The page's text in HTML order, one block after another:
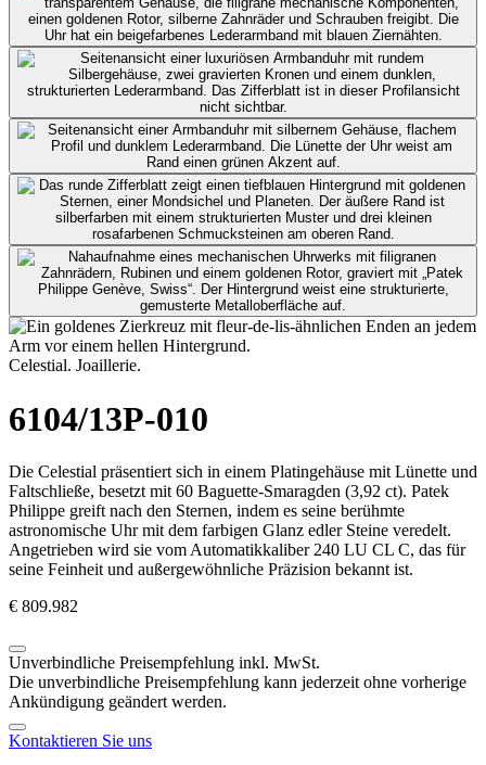
Celestial. Joaillerie.
6104/13P-010
Die Celestial präsentiert sich in einem Platingehäuse mit Lünette und
Faltschließe, besetzt mit 60 Baguette-Smaragden (3,92 ct). Patek
Philippe greift nach den Sternen, indem es seine berühmte
astronomische Uhr mit dem farbigen Glanz edler Steine veredelt.
Angetrieben wird sie vom Automatikkaliber 240 LU CL C, das für
seine Feinheit und außergewöhnliche Präzision bekannt ist.
€ 809.982
Unverbindliche Preisempfehlung inkl. MwSt.
Die unverbindliche Preisempfehlung kann jederzeit ohne vorherige
Ankündigung geändert werden.
Kontaktieren Sie uns